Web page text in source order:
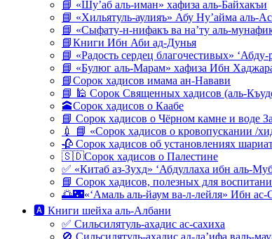
📘 «Шу’аб аль-иман» хафиза аль-Байхакъи
📘 «Хильятуль-аулияъ» Абу Ну’айма аль-
📘 «Сыфату-н-нифакъ ва на’ту аль-
📘Книги Ибн Аби ад-Дунья
📘 «Радость сердец благочестивых»
📘 «Булюг аль-Марам» хафиза Ибн
📘Сорок хадисов имама ан-Навави
📘 🕌 Сорок Священных хадисов (аль-
🕋Сорок хадисов о Каабе
📘 Сорок хадисов о Чёрном камне и воде
💉 📘 «Сорок хадисов о кровопускании /
🥀 Сорок хадисов об установлениях
🇸🇩Сорок хадисов о Палестине
✅ «Китаб аз-Зухд» ‘Абдуллаха ибн аль-
📘 Сорок хадисов, полезных для
🌅🌃«‘Амаль аль-йаум ва-л-лейля» Ибн
🅰 Книги шейха аль-Албани
✅ Сильсилятуль-ахадис ас-сахиха
🚫 Сильсилятуль-ахадис ад-да’ифа валь-